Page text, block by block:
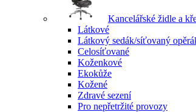
Kancelářské židle a
Látkové
Látkový sedák/síťovaný
Celosíťované
Koženkové
Ekokůže
Kožené
Zdravé sezení
Pro nepřetržité provozy